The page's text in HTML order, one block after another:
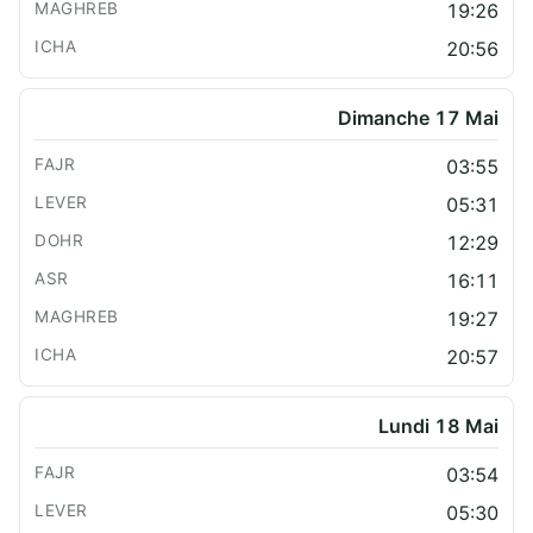
19:26
20:56
Dimanche 17 Mai
03:55
05:31
12:29
16:11
19:27
20:57
Lundi 18 Mai
03:54
05:30